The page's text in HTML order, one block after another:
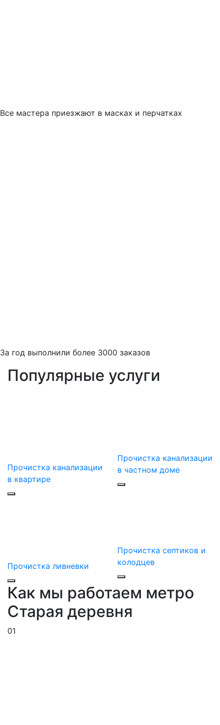
Все мастера приезжают в масках и перчатках
За год выполнили более 3000 заказов
Популярные услуги
Прочистка канализации
в квартире
Прочистка канализации
в частном доме
Прочистка ливневки
Прочистка септиков и
колодцев
Как мы работаем метро
Старая деревня
01